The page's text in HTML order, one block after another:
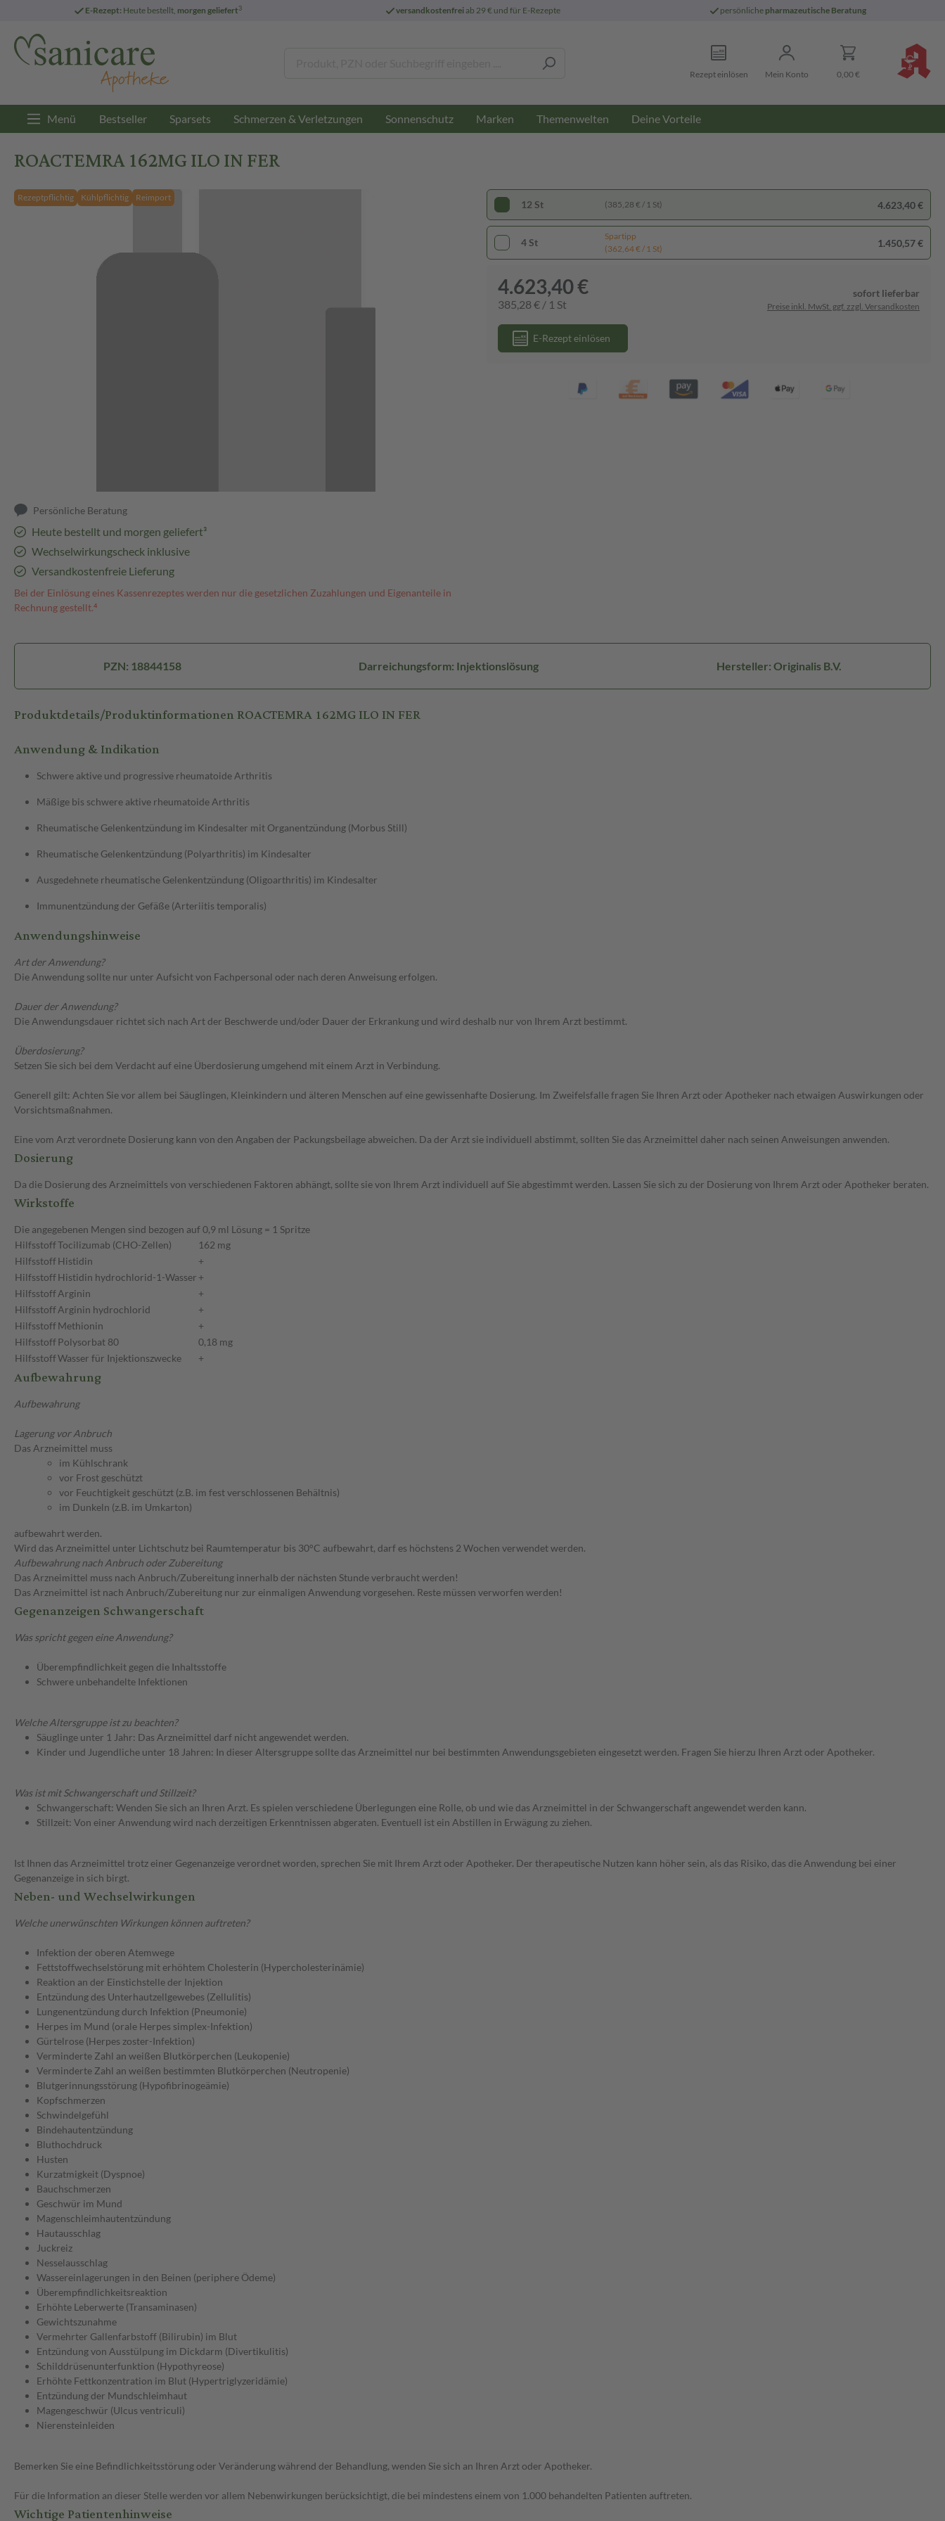
E-Rezept: Heute bestellt, morgen geliefert3 versandkostenfreiab 29 € und für E-Rezepte persönliche pharmazeutische Beratung
Rezept einlösen Mein Konto 0,00 €
Menü Bestseller Sparsets Schmerzen & Verletzungen Sonnenschutz Marken Themenwelten Deine Vorteile
ROACTEMRA 162MG ILO IN FER
Rezeptpflichtig Kühlpflichtig Reimport
Persönliche Beratung
Heute bestellt und morgen geliefert³
Wechselwirkungscheck inklusive
Versandkostenfreie Lieferung
Bei der Einlösung eines Kassenrezeptes werden nur die gesetzlichen Zuzahlungen und Eigenanteile in
Rechnung gestellt.⁴
12 St (385,28 € / 1 St) 4.623,40 €
4 St
Spartipp
(362,64 € / 1 St)
1.450,57 €
4.623,40 €
385,28 € / 1 St
sofort lieferbar
Preise inkl. MwSt. ggf. zzgl. Versandkosten
E-Rezept einlösen
PZN: 18844158 Darreichungsform: Injektionslösung Hersteller: Originalis B.V.
Produktdetails/Produktinformationen ROACTEMRA 162MG ILO IN FER
Anwendung & Indikation
Schwere aktive und progressive rheumatoide Arthritis
Mäßige bis schwere aktive rheumatoide Arthritis
Rheumatische Gelenkentzündung im Kindesalter mit Organentzündung (Morbus Still)
Rheumatische Gelenkentzündung (Polyarthritis) im Kindesalter
Ausgedehnete rheumatische Gelenkentzündung (Oligoarthritis) im Kindesalter
Immunentzündung der Gefäße (Arteriitis temporalis)
Anwendungshinweise
Art der Anwendung?
Die Anwendung sollte nur unter Aufsicht von Fachpersonal oder nach deren Anweisung erfolgen.
Dauer der Anwendung?
Die Anwendungsdauer richtet sich nach Art der Beschwerde und/oder Dauer der Erkrankung und wird deshalb nur von Ihrem Arzt bestimmt.
Überdosierung?
Setzen Sie sich bei dem Verdacht auf eine Überdosierung umgehend mit einem Arzt in Verbindung.
Generell gilt: Achten Sie vor allem bei Säuglingen, Kleinkindern und älteren Menschen auf eine gewissenhafte Dosierung. Im Zweifelsfalle fragen Sie Ihren Arzt oder Apotheker nach etwaigen Auswirkungen oder
Vorsichtsmaßnahmen.
Eine vom Arzt verordnete Dosierung kann von den Angaben der Packungsbeilage abweichen. Da der Arzt sie individuell abstimmt, sollten Sie das Arzneimittel daher nach seinen Anweisungen anwenden.
Dosierung
Da die Dosierung des Arzneimittels von verschiedenen Faktoren abhängt, sollte sie von Ihrem Arzt individuell auf Sie abgestimmt werden. Lassen Sie sich zu der Dosierung von Ihrem Arzt oder Apotheker beraten.
Wirkstoffe
Die angegebenen Mengen sind bezogen auf 0,9 ml Lösung = 1 Spritze
HilfsstoffTocilizumab (CHO-Zellen)
162 mg
HilfsstoffHistidin
+
HilfsstoffHistidin hydrochlorid-1-Wasser +
HilfsstoffArginin
+
HilfsstoffArginin hydrochlorid
+
HilfsstoffMethionin
+
HilfsstoffPolysorbat 80
0,18 mg
HilfsstoffWasser für Injektionszwecke +
Aufbewahrung
Aufbewahrung
Lagerung vor Anbruch
Das Arzneimittel muss
im Kühlschrank
vor Frost geschützt
vor Feuchtigkeit geschützt (z.B. im fest verschlossenen Behältnis)
im Dunkeln (z.B. im Umkarton)
aufbewahrt werden.
Wird das Arzneimittel unter Lichtschutz bei Raumtemperatur bis 30°C aufbewahrt, darf es höchstens 2 Wochen verwendet werden.
Aufbewahrung nach Anbruch oder Zubereitung
Das Arzneimittel muss nach Anbruch/Zubereitung innerhalb der nächsten Stunde verbraucht werden!
Das Arzneimittel ist nach Anbruch/Zubereitung nur zur einmaligen Anwendung vorgesehen. Reste müssen verworfen werden!
Gegenanzeigen Schwangerschaft
Was spricht gegen eine Anwendung?
Überempfindlichkeit gegen die Inhaltsstoffe
Schwere unbehandelte Infektionen
Welche Altersgruppe ist zu beachten?
Säuglinge unter 1 Jahr: Das Arzneimittel darf nicht angewendet werden.
Kinder und Jugendliche unter 18 Jahren: In dieser Altersgruppe sollte das Arzneimittel nur bei bestimmten Anwendungsgebieten eingesetzt werden. Fragen Sie hierzu Ihren Arzt oder Apotheker.
Was ist mit Schwangerschaft und Stillzeit?
Schwangerschaft: Wenden Sie sich an Ihren Arzt. Es spielen verschiedene Überlegungen eine Rolle, ob und wie das Arzneimittel in der Schwangerschaft angewendet werden kann.
Stillzeit: Von einer Anwendung wird nach derzeitigen Erkenntnissen abgeraten. Eventuell ist ein Abstillen in Erwägung zu ziehen.
Ist Ihnen das Arzneimittel trotz einer Gegenanzeige verordnet worden, sprechen Sie mit Ihrem Arzt oder Apotheker. Der therapeutische Nutzen kann höher sein, als das Risiko, das die Anwendung bei einer
Gegenanzeige in sich birgt.
Neben- und Wechselwirkungen
Welche unerwünschten Wirkungen können auftreten?
Infektion der oberen Atemwege
Fettstoffwechselstörung mit erhöhtem Cholesterin (Hypercholesterinämie)
Reaktion an der Einstichstelle der Injektion
Entzündung des Unterhautzellgewebes (Zellulitis)
Lungenentzündung durch Infektion (Pneumonie)
Herpes im Mund (orale Herpes simplex-Infektion)
Gürtelrose (Herpes zoster-Infektion)
Verminderte Zahl an weißen Blutkörperchen (Leukopenie)
Verminderte Zahl an weißen bestimmten Blutkörperchen (Neutropenie)
Blutgerinnungsstörung (Hypofibrinogeämie)
Kopfschmerzen
Schwindelgefühl
Bindehautentzündung
Bluthochdruck
Husten
Kurzatmigkeit (Dyspnoe)
Bauchschmerzen
Geschwür im Mund
Magenschleimhautentzündung
Hautausschlag
Juckreiz
Nesselausschlag
Wassereinlagerungen in den Beinen (periphere Ödeme)
Überempfindlichkeitsreaktion
Erhöhte Leberwerte (Transaminasen)
Gewichtszunahme
Vermehrter Gallenfarbstoff (Bilirubin) im Blut
Entzündung von Ausstülpung im Dickdarm (Divertikulitis)
Schilddrüsenunterfunktion (Hypothyreose)
Erhöhte Fettkonzentration im Blut (Hypertriglyzeridämie)
Entzündung der Mundschleimhaut
Magengeschwür (Ulcus ventriculi)
Nierensteinleiden
Bemerken Sie eine Befindlichkeitsstörung oder Veränderung während der Behandlung, wenden Sie sich an Ihren Arzt oder Apotheker.
Für die Information an dieser Stelle werden vor allem Nebenwirkungen berücksichtigt, die bei mindestens einem von 1.000 behandelten Patienten auftreten.
Wichtige Patientenhinweise